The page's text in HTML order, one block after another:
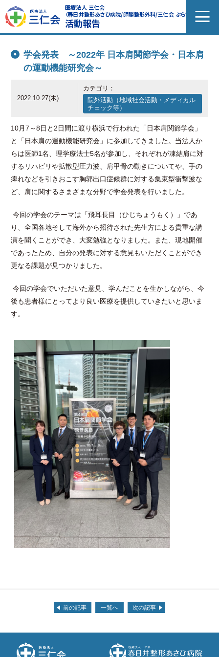
医療法人 三仁会
（春日井整形あさひ病院/師勝整形外科/三仁会 ぷらす）
活動報告
学会発表 ～2022年 日本肩関節学会・日本肩
の運動機能研究会～
2022.10.27(木)
カテゴリ：
院外活動（地域社会活動・メディカル
チェック等）
10月7 ～8日と 2日間に渡り横浜で行われた「日本肩関節学会」
と「日本肩の運動機能研究会」に参加してきました。当法人か
らは医師1名、理学療法士5名が参加し、それぞれが凍結肩に対
するリハビリや拡散型圧力波、肩甲骨の動きについてや、手の
痺れなどを引きおこす胸郭出口症候群に対する集束型衝撃波な
ど、肩に関するさまざまな分野で学会発表を行いました。
今回の学会のテーマは「飛耳長目（ひじちょうもく）」であ
り、全国各地そして海外から招待された先生方による貴重な講
演を聞くことができ、大変勉強となりました。また、現地開催
であったため、自分の発表に対する意見もいただくことができ
更なる課題が見つかりました。
今回の学会でいただいた意見、学んだことを生かしながら、今
後も患者様にとってより良い医療を提供していきたいと思いま
す。
前の記事 一覧へ 次の記事